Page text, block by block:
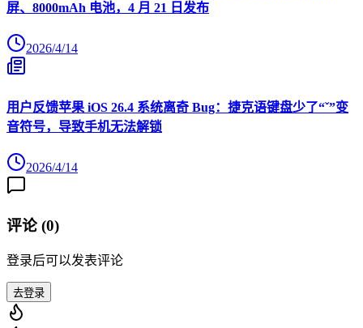
屏、8000mAh 电池，4 月 21 日发布
2026/4/14
用户反馈苹果 iOS 26.4 系统离奇 Bug：捷克语键盘少了“ˇ”变
音符号，导致手机无法解锁
2026/4/14
评论 (0)
登录后可以发表评论
去登录